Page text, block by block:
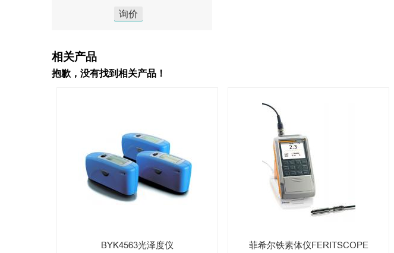
询价
相关产品
抱歉，没有找到相关产品！
BYK4563光泽度仪
菲希尔铁素体仪FERITSCOPE